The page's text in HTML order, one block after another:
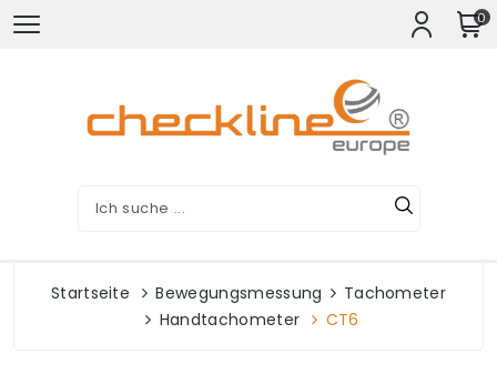
0
Startseite Bewegungsmessung
Tachometer
Handtachometer
CT6